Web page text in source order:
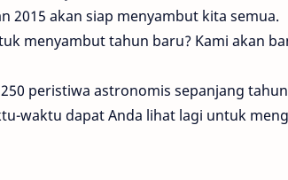
2015 akan siap menyambut kita semua.
menyambut tahun baru? Kami akan
peristiwa astronomis sepanjang tahun
waktu dapat Anda lihat lagi untuk